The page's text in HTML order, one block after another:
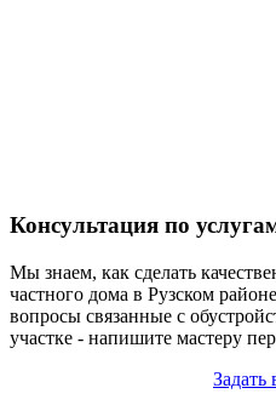
Консультация по
Мы знаем, как сделать
частного дома в Рузском
вопросы связанные с
участке - напишите мастеру
Задать